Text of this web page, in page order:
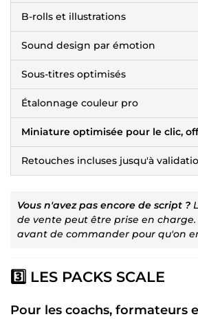
B-rolls et illustrations
Sound design par émotion
Sous-titres optimisés
Étalonnage couleur pro
Miniature optimisée pour le clic,
Retouches incluses jusqu'à
Vous n'avez pas encore de script ?
de vente peut être prise en
avant de commander pour qu'on
3️⃣ LES PACKS SCALE
Pour les coachs, formateurs